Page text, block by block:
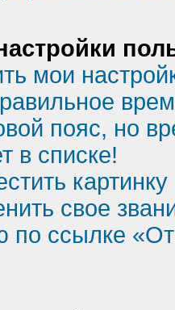
мои
пояс, но
в списке!
свое
по ссылке